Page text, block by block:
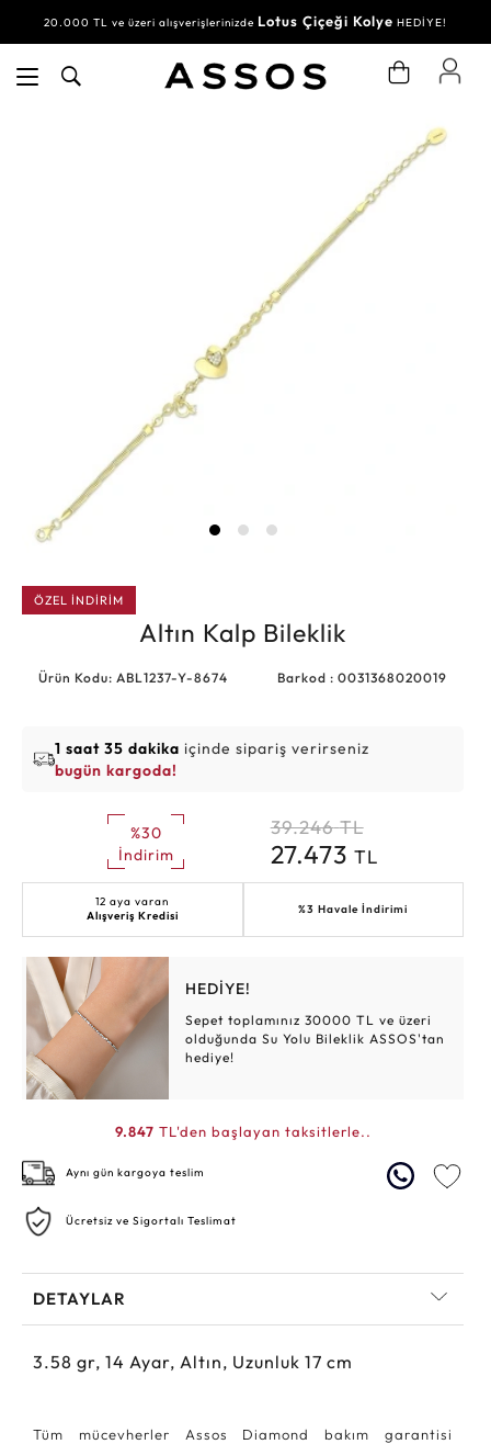
20.000 TL ve üzeri alışverişlerinizde Lotus Çiçeği Kolye HEDİYE!
ÖZEL İNDİRİM
Altın Kalp Bileklik
Ürün Kodu: ABL1237-Y-8674 Barkod : 0031368020019
1 saat 35 dakika içinde sipariş verirseniz
bugün kargoda!
%30
İndirim
39.246 TL
27.473 TL
12 aya varan
Alışveriş Kredisi
%3 Havale İndirimi
HEDİYE!
Sepet toplamınız 30000 TL ve üzeri
olduğunda Su Yolu Bileklik ASSOS'tan
hediye!
9.847 TL'den başlayan taksitlerle..
Aynı gün kargoya teslim
Ücretsiz ve Sigortalı Teslimat
DETAYLAR
3.58 gr, 14 Ayar, Altın, Uzunluk 17 cm
Tüm mücevherler Assos Diamond bakım garantisi